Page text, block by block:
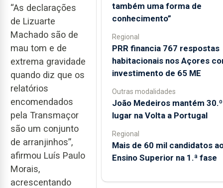
“As declarações
de Lizuarte
Machado são de
mau tom e de
extrema gravidade
quando diz que os
relatórios
encomendados
pela Transmaçor
são um conjunto
de arranjinhos”,
afirmou Luís Paulo
Morais,
acrescentando
também uma forma de
conhecimento”
Regional
PRR financia 767 respostas
habitacionais nos Açores
investimento de 65 ME
Outras modalidades
João Medeiros mantém 30.º
lugar na Volta a Portugal
Regional
Mais de 60 mil candidatos
Ensino Superior na 1.ª fase